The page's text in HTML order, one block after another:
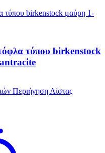
τύπου birkenstock
Περιήγηση Λίστας